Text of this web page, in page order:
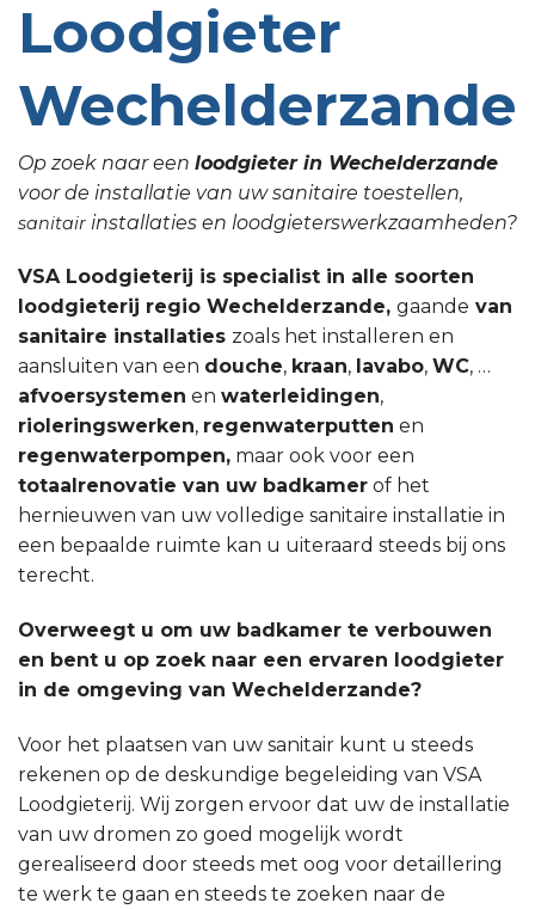
Loodgieter
Wechelderzande
Op zoek naar een loodgieter in Wechelderzande
voor de installatie van uw sanitaire toestellen,
sanitair installaties en loodgieterswerkzaamheden?
VSA Loodgieterij is specialist in alle soorten
loodgieterij regio Wechelderzande, gaande van
sanitaire installaties zoals het installeren en
aansluiten van een douche, kraan, lavabo, WC, …
afvoersystemen en waterleidingen,
rioleringswerken, regenwaterputten en
regenwaterpompen, maar ook voor een
totaalrenovatie van uw badkamer of het
hernieuwen van uw volledige sanitaire installatie in
een bepaalde ruimte kan u uiteraard steeds bij ons
terecht.
Overweegt u om uw badkamer te verbouwen
en bent u op zoek naar een ervaren loodgieter
in de omgeving van Wechelderzande?
Voor het plaatsen van uw sanitair kunt u steeds
rekenen op de deskundige begeleiding van VSA
Loodgieterij. Wij zorgen ervoor dat uw de installatie
van uw dromen zo goed mogelijk wordt
gerealiseerd door steeds met oog voor detaillering
te werk te gaan en steeds te zoeken naar de